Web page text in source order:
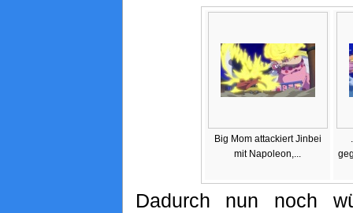
Big Mom attackiert Jinbei
mit Napoleon,...
Dadurch nun noch